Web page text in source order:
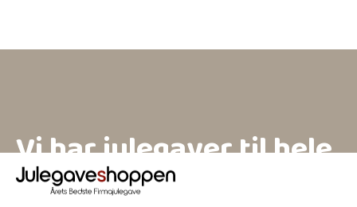
Vi har julegaver til hele
firmaet